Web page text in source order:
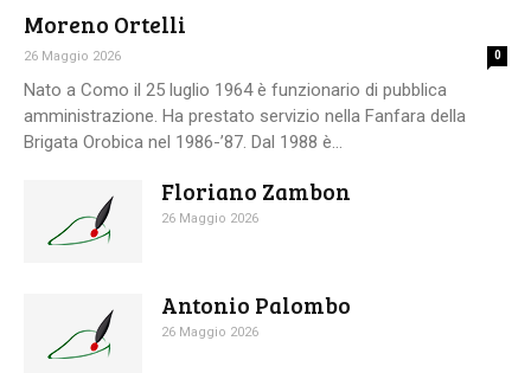
Moreno Ortelli
26 Maggio 2026 0
Nato a Como il 25 luglio 1964 è funzionario di pubblica
amministrazione. Ha prestato servizio nella Fanfara della
Brigata Orobica nel 1986-’87. Dal 1988 è...
Floriano Zambon
26 Maggio 2026
Antonio Palombo
26 Maggio 2026